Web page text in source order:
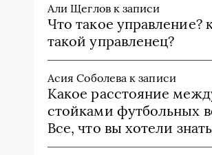
Али Щегловк записи
Что такое управление?
такой управленец?
Асия Соболева к записи
Какое расстояние
стойками футбольных
Все, что вы хотели знать